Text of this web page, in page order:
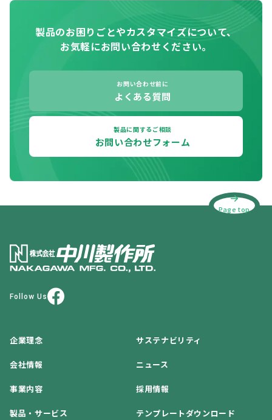
製品のお困りごとやカスタマイズについて、
お気軽にお問い合わせください。
お問い合わせ前に
よくある質問
製品に関するご相談
お問い合わせフォーム
Page top
Follow Us
企業理念 サステナビリティ
会社情報 ニュース
事業内容 採用情報
製品・サービス テンプレートダウンロード